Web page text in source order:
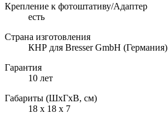
Крепление к фотоштативу/Адаптер
есть
Страна изготовления
КНР для Bresser GmbH (Германия)
Гарантия
10 лет
Габариты (ШxГxВ, см)
18 x 18 x 7